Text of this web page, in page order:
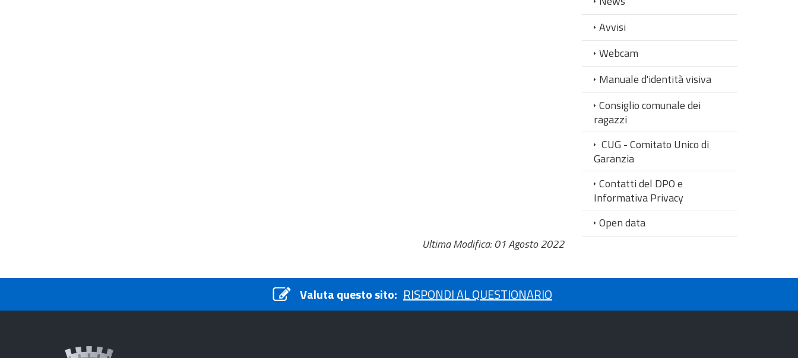
Avvisi
Webcam
Manuale d'identità visiva
Consiglio comunale dei
ragazzi
CUG - Comitato Unico di
Garanzia
Contatti del DPO e
Informativa Privacy
Open data
Ultima Modifica: 01 Agosto 2022
Valuta questo sito: RISPONDI AL QUESTIONARIO